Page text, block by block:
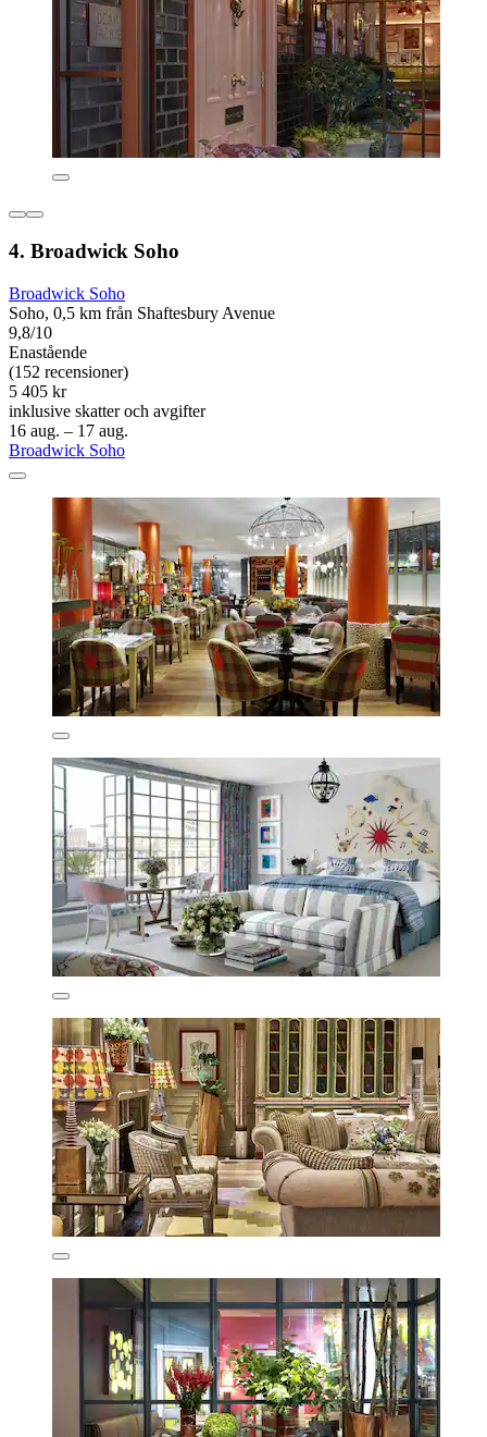
4. Broadwick Soho
Broadwick Soho
Soho, 0,5 km från Shaftesbury Avenue
9,8/10
Enastående
(152 recensioner)
5 405 kr
inklusive skatter och avgifter
16 aug. – 17 aug.
Broadwick Soho